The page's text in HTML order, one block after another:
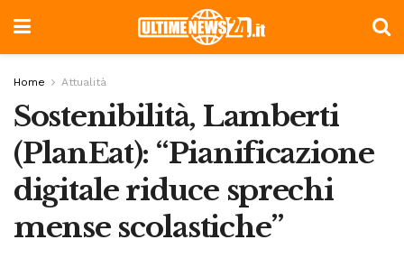
Home Attualità
Sostenibilità, Lamberti
(PlanEat): “Pianificazione
digitale riduce sprechi
mense scolastiche”